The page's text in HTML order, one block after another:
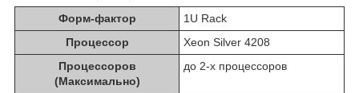
Форм-фактор
1U Rack
Процессор
Xeon Silver 4208
Процессоров
(Максимально)
до 2-х процессоров